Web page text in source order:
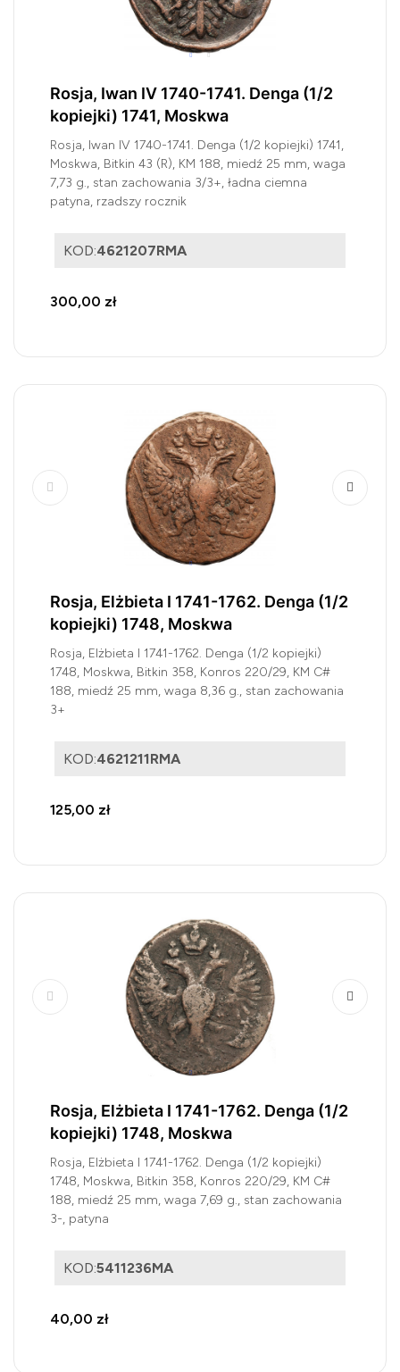
Rosja, Iwan IV 1740-1741. Denga (1/2
kopiejki) 1741, Moskwa
Rosja, Iwan IV 1740-1741. Denga (1/2 kopiejki) 1741,
Moskwa, Bitkin 43 (R), KM 188, miedź 25 mm, waga
7,73 g., stan zachowania 3/3+, ładna ciemna
patyna, rzadszy rocznik
KOD:4621207RMA
300,00 zł
Rosja, Elżbieta I 1741-1762. Denga (1/2
kopiejki) 1748, Moskwa
Rosja, Elżbieta I 1741-1762. Denga (1/2 kopiejki)
1748, Moskwa, Bitkin 358, Konros 220/29, KM C#
188, miedź 25 mm, waga 8,36 g., stan zachowania
3+
KOD:4621211RMA
125,00 zł
Rosja, Elżbieta I 1741-1762. Denga (1/2
kopiejki) 1748, Moskwa
Rosja, Elżbieta I 1741-1762. Denga (1/2 kopiejki)
1748, Moskwa, Bitkin 358, Konros 220/29, KM C#
188, miedź 25 mm, waga 7,69 g., stan zachowania
3-, patyna
KOD:5411236MA
40,00 zł